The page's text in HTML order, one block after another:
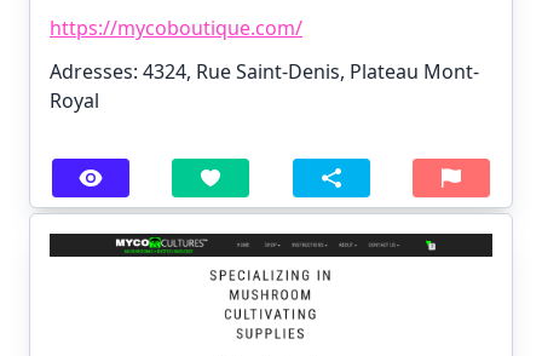
https://mycoboutique.com/
Adresses: 4324, Rue Saint-Denis, Plateau Mont-
Royal